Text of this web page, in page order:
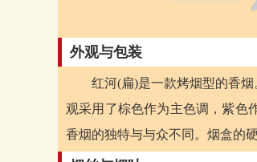
外观与包装
红河(扁)是一款烤烟型的香
观采用了棕色作为主色调，紫色
香烟的独特与与众不同。烟盒的